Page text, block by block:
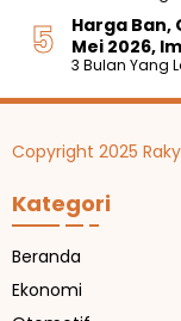
Harga Ban,
Mei 2026,
3 Bulan Yang
Copyright 2025
Kategori
Beranda
Ekonomi